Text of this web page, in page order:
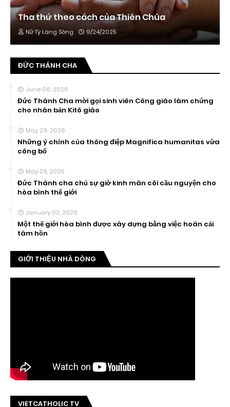
Tha thứ theo cách của Thiên Chúa
Nữ Tỳ Làng Sông 9/24/2025
ĐỨC THÁNH CHA
June 06, 2026
Đức Thánh Cha mời gọi sinh viên Công giáo làm chứng
cho nhân bản Kitô giáo
May 29, 2026
Những ý chính của thông điệp Magnifica humanitas vừa
công bố
May 28, 2026
Đức Thánh cha chủ sự giờ kinh mân côi cầu nguyện cho
hòa bình thế giới
January 03, 2026
Một thế giới hòa bình được xây dựng bằng việc hoán cải
tâm hồn
GIỚI THIỆU NHÀ DÒNG
VIETCATHOLIC TV